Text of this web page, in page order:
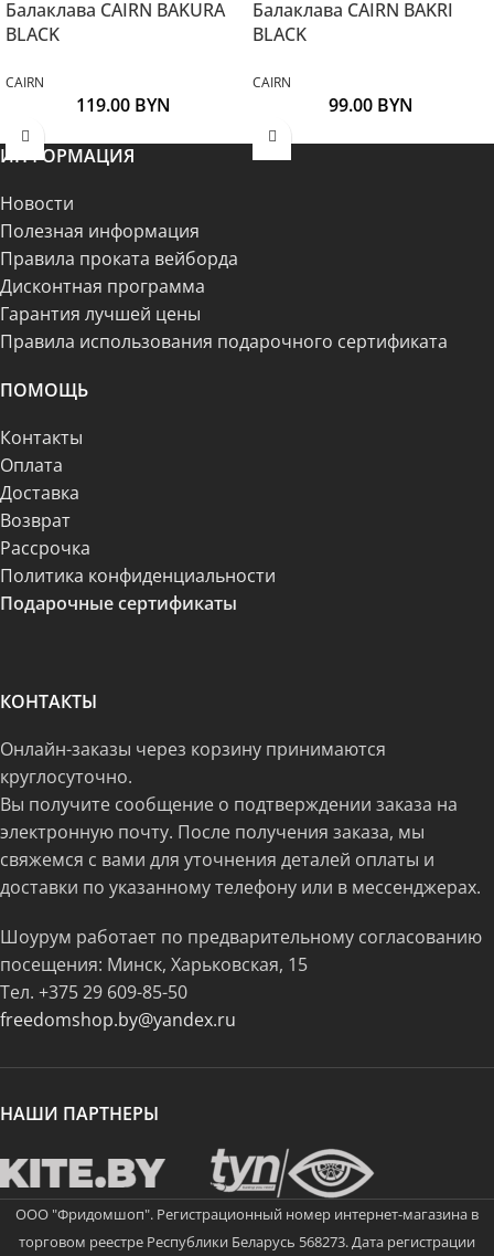
Балаклава CAIRN BAKURA
BLACK
CAIRN
119.00 BYN
Балаклава CAIRN BAKRI
BLACK
CAIRN
99.00 BYN
ИНФОРМАЦИЯ
Новости
Полезная информация
Правила проката вейборда
Дисконтная программа
Гарантия лучшей цены
Правила использования подарочного сертификата
ПОМОЩЬ
Контакты
Оплата
Доставка
Возврат
Рассрочка
Политика конфиденциальности
Подарочные сертификаты
КОНТАКТЫ
Онлайн-заказы через корзину принимаются
круглосуточно.
Вы получите сообщение о подтверждении заказа на
электронную почту. После получения заказа, мы
свяжемся с вами для уточнения деталей оплаты и
доставки по указанному телефону или в мессенджерах.
Шоурум работает по предварительному согласованию
посещения: Минск, Харьковская, 15
Тел. +375 29 609-85-50
freedomshop.by@yandex.ru
НАШИ ПАРТНЕРЫ
ООО "Фридомшоп". Регистрационный номер интернет-магазина в
торговом реестре Республики Беларусь 568273. Дата регистрации